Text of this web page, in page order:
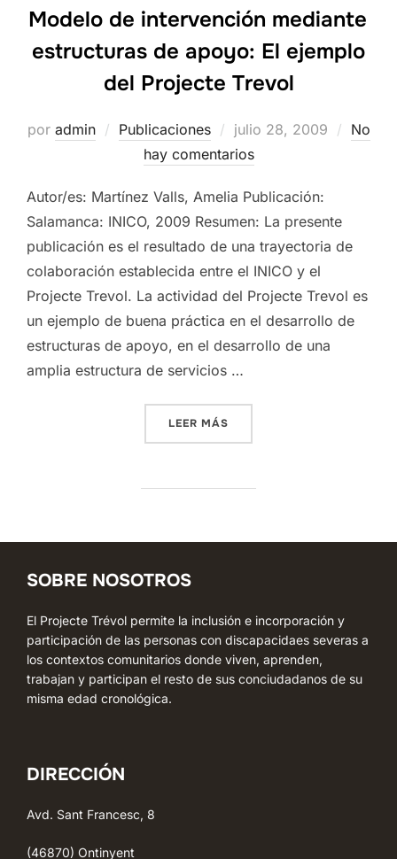
Modelo de intervención mediante
estructuras de apoyo: El ejemplo
del Projecte Trevol
por admin Publicaciones
Publicado
el
julio 28, 2009
No
hay comentarios
Autor/es: Martínez Valls, Amelia Publicación:
Salamanca: INICO, 2009 Resumen: La presente
publicación es el resultado de una trayectoria de
colaboración establecida entre el INICO y el
Projecte Trevol. La actividad del Projecte Trevol es
un ejemplo de buena práctica en el desarrollo de
estructuras de apoyo, en el desarrollo de una
amplia estructura de servicios …
LEER MÁS
SOBRE NOSOTROS
El Projecte Trévol permite la inclusión e incorporación y
participación de las personas con discapacidaes severas a
los contextos comunitarios donde viven, aprenden,
trabajan y participan el resto de sus conciudadanos de su
misma edad cronológica.
DIRECCIÓN
Avd. Sant Francesc, 8
(46870) Ontinyent